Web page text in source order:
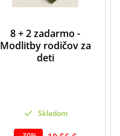
8 + 2 zadarmo -
Modlitby rodičov za
deti
Skladom